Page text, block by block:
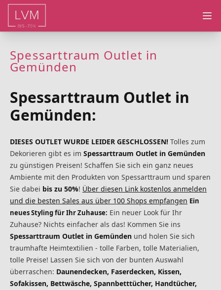
Spessarttraum Outlet in
Gemünden
Spessarttraum Outlet in
Gemünden:
DIESES OUTLET WURDE LEIDER GESCHLOSSEN! Tolles zum
Dekorieren gibt es im Spessarttraum Outlet in Gemünden
zu günstigen Preisen! Schaffen Sie sich ein ganz neues
Ambiente mit den Produkten von Spessarttraum und sparen
Sie dabei bis zu 50%! Über diesen Link kostenlos anmelden
und die besten Sales aus über 100 Shops empfangen Ein
neues Styling für Ihr Zuhause: Ein neuer Look für Ihr
Zuhause? Nichts einfacher als das! Kommen Sie ins
Spessarttraum Outlet in Gemünden und holen Sie sich
traumhafte Heimtextilien - tolle Farben, tolle Materialien,
tolle Preise! Lassen Sie sich von der bunten Auswahl
überraschen: Daunendecken, Faserdecken, Kissen,
Sofakissen, Bettwäsche, Spannbetttücher, Handtücher,